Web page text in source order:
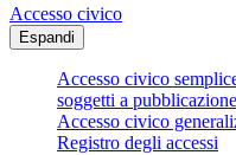
Accesso civico
Espandi
Accesso civico
soggetti a
Accesso civico
Registro degli accessi